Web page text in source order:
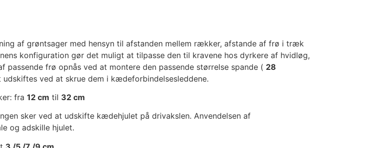
af grøntsager med hensyn til afstanden mellem rækker, afstande af frø i træk
konfiguration gør det muligt at tilpasse den til kravene hos dyrkere af hvidløg,
frø opnås ved at montere den passende størrelse spande ( 28
ved at skrue dem i kædeforbindelsesleddene.
fra 12 cm til 32 cm
sker ved at udskifte kædehjulet på drivakslen. Anvendelsen af
og adskille hjulet.